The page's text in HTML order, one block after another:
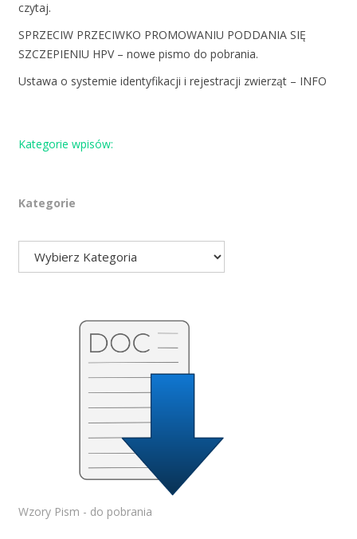
czytaj.
SPRZECIW PRZECIWKO PROMOWANIU PODDANIA SIĘ
SZCZEPIENIU HPV – nowe pismo do pobrania.
Ustawa o systemie identyfikacji i rejestracji zwierząt – INFO
Kategorie wpisów:
Kategorie
Wzory Pism - do pobrania